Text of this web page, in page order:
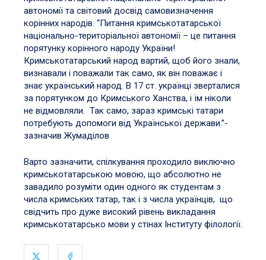
автономії та світовий досвід самовизначення
корінних народів. “Питання кримськотатарської
національно-територіальної автономії – це питання
порятунку корінного народу України!
Кримськотатарський народ вартий, щоб його знали,
визнавали і поважали так само, як він поважає і
знає український народ. В 17 ст. українці зверталися
за порятунком до Кримського Ханства, і їм ніколи
не відмовляли. Так само, зараз кримські татари
потребують допомоги від Української держави.”-
зазначив Жумаділов
Варто зазначити, спілкування проходило виключно
кримськотатарською мовою, що абсолютно не
завадило розуміти один одного як студентам з
числа кримських татар, так і з числа українців, що
свідчить про дуже високий рівень викладання
кримськотатарсько мови у стінах Інституту філології.